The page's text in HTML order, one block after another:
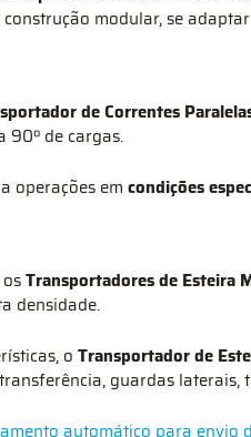
modular, se
de Correntes
90º de cargas.
operações em condições
Transportadores de Esteira
densidade.
o Transportador de
guardas laterais,
automático para envio